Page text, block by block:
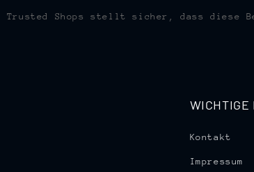
Trusted Shops stellt sicher, dass diese
WICHTIGE
Kontakt
Impressum